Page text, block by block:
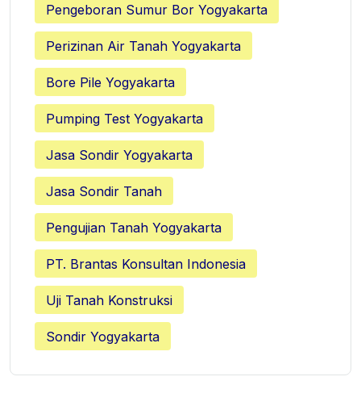
Pengeboran Sumur Bor Yogyakarta
Perizinan Air Tanah Yogyakarta
Bore Pile Yogyakarta
Pumping Test Yogyakarta
Jasa Sondir Yogyakarta
Jasa Sondir Tanah
Pengujian Tanah Yogyakarta
PT. Brantas Konsultan Indonesia
Uji Tanah Konstruksi
Sondir Yogyakarta